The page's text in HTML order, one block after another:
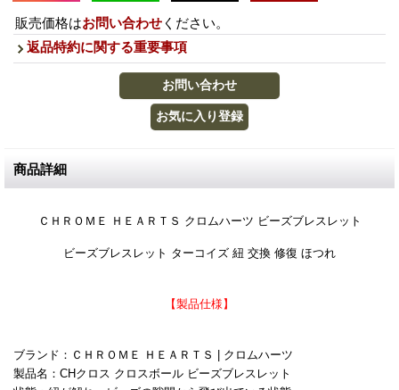
販売価格はお問い合わせ ください。
返品特約に関する重要事項
商品詳細
ＣＨＲＯＭＥ ＨＥＡＲＴＳ クロムハーツ ビーズブレスレット
ビーズブレスレット ターコイズ 紐 交換 修復 ほつれ
【製品仕様】
ブランド：ＣＨＲＯＭＥ ＨＥＡＲＴＳ | クロムハーツ
製品名：CHクロス クロスボール ビーズブレスレット